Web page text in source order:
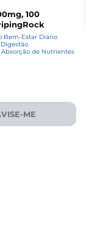
100
Bem-Estar Diário
de Nutrientes
ME